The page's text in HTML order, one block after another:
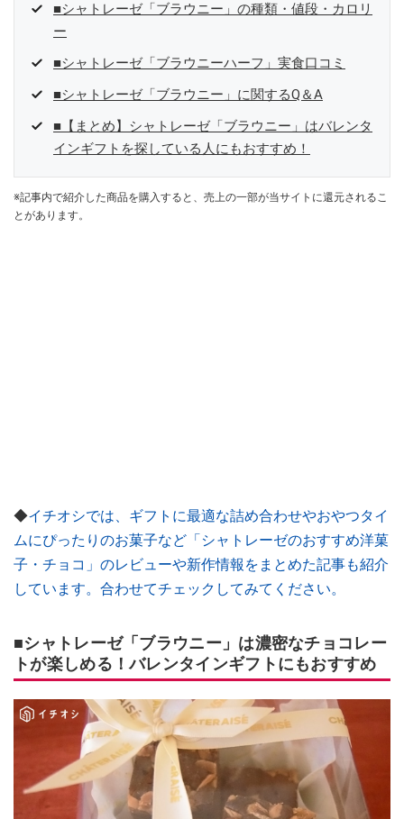
■シャトレーゼ「ブラウニー」の種類・値段・カロリ
ー
■シャトレーゼ「ブラウニーハーフ」実食口コミ
■シャトレーゼ「ブラウニー」に関するQ＆A
■【まとめ】シャトレーゼ「ブラウニー」はバレンタ
インギフトを探している人にもおすすめ！
※記事内で紹介した商品を購入すると、売上の一部が当サイトに還元されるこ
とがあります。
◆イチオシでは、ギフトに最適な詰め合わせやおやつタイ
ムにぴったりのお菓子など「シャトレーゼのおすすめ洋菓
子・チョコ」のレビューや新作情報をまとめた記事も紹介
しています。合わせてチェックしてみてください。
■シャトレーゼ「ブラウニー」は濃密なチョコレー
トが楽しめる！バレンタインギフトにもおすすめ